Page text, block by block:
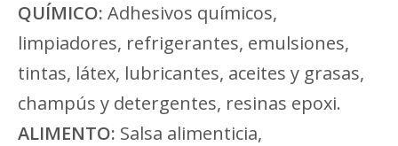
QUÍMICO: Adhesivos químicos,
limpiadores, refrigerantes, emulsiones,
tintas, látex, lubricantes, aceites y grasas,
champús y detergentes, resinas epoxi.
ALIMENTO: Salsa alimenticia,